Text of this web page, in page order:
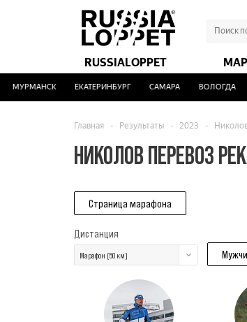
RUSSIALOPPET
МУРМАНСК ЕКАТЕРИНБУРГ САМАРА ВОЛОГДА
Главная - Результаты - 2023 -
НИКОЛОВ ПЕРЕВОЗ
Страница марафона
Дистанция
Марафон (50 км)